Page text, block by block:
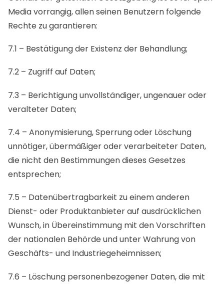
Media vorrangig, allen seinen Benutzern folgende
Rechte zu garantieren:
7.1 – Bestätigung der Existenz der Behandlung;
7.2 – Zugriff auf Daten;
7.3 – Berichtigung unvollständiger, ungenauer oder
veralteter Daten;
7.4 – Anonymisierung, Sperrung oder Löschung
unnötiger, übermäßiger oder verarbeiteter Daten,
die nicht den Bestimmungen dieses Gesetzes
entsprechen;
7.5 – Datenübertragbarkeit zu einem anderen
Dienst- oder Produktanbieter auf ausdrücklichen
Wunsch, in Übereinstimmung mit den Vorschriften
der nationalen Behörde und unter Wahrung von
Geschäfts- und Industriegeheimnissen;
7.6 – Löschung personenbezogener Daten, die mit